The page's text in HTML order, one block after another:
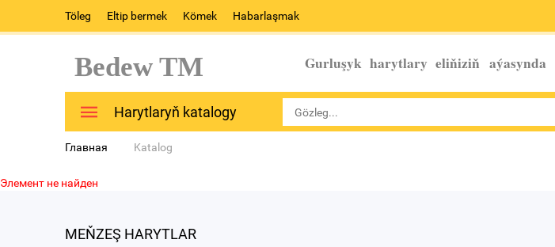
Töleg Eltip bermek Kömek Habarlaşmak
Bedew TM Gurluşyk harytlary eliňiziň aýasynda
Harytlaryň katalogy
Главная Katalog
Элемент не найден
MEŇZEŞ HARYTLAR